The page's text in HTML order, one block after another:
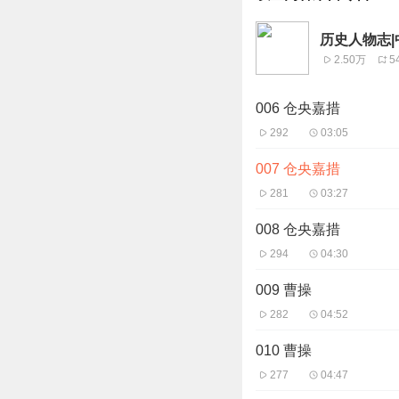
历史人物志|
2.50万
006 仓央嘉措
292 03:05
007 仓央嘉措
281 03:27
008 仓央嘉措
294 04:30
009 曹操
282 04:52
010 曹操
277 04:47